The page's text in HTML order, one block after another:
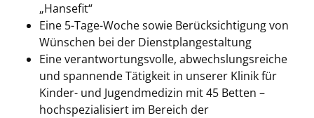
„Hansefit“
Eine 5-Tage-Woche sowie Berücksichtigung von
Wünschen bei der Dienstplangestaltung
Eine verantwortungsvolle, abwechslungsreiche
und spannende Tätigkeit in unserer Klinik für
Kinder- und Jugendmedizin mit 45 Betten –
hochspezialisiert im Bereich der